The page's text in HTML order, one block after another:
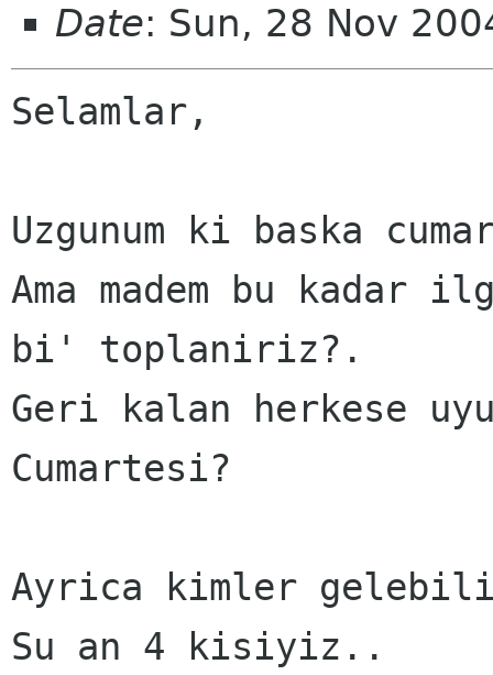
Date: Sun, 28 Nov
Selamlar,
Uzgunum ki baska
Ama madem bu
bi' toplaniriz?.
Geri kalan herkese
Cumartesi?
Ayrica kimler
Su an 4 kisiyiz..